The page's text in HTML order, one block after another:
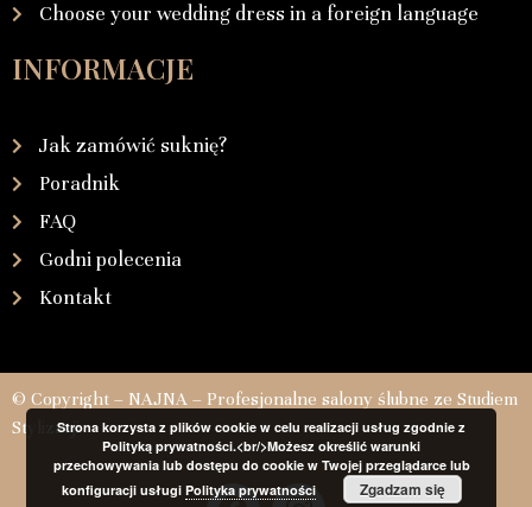
Choose your wedding dress in a foreign language
INFORMACJE
Jak zamówić suknię?
Poradnik
FAQ
Godni polecenia
Kontakt
© Copyright – NAJNA – Profesjonalne salony ślubne ze Studiem
StylizacjiStrona korzysta z plików cookie w celu realizacji usług zgodnie z
Polityką prywatności.<br/>Możesz określić warunki
przechowywania lub dostępu do cookie w Twojej przeglądarce lub
konfiguracji usługi Polityka prywatności Zgadzam się